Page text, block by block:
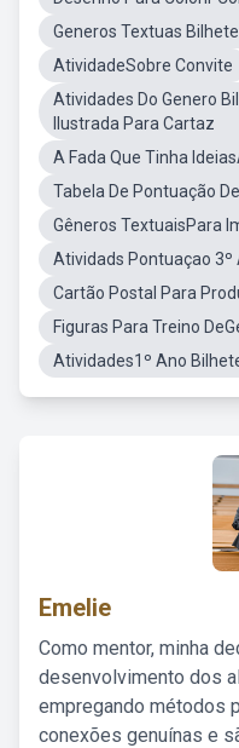
Generos Textuas
AtividadeSobre Convite
Atividades Do Genero
Ilustrada Para Cartaz
A Fada Que Tinha
Tabela De Pontuação
Gêneros TextuaisPara
Atividads Pontuaçao 3º
Cartão Postal Para
Figuras Para Treino
Atividades1º Ano
Emelie
Como mentor, minha
desenvolvimento dos
empregando métodos
conexões genuínas e